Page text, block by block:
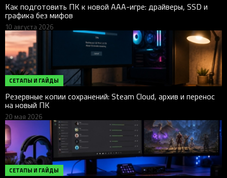
Как подготовить ПК к новой AAA-игре: драйверы, SSD и
графика без мифов
10 августа 2026
СЕТАПЫ И ГАЙДЫ
Резервные копии сохранений: Steam Cloud, архив и перенос
на новый ПК
20 мая 2026
СЕТАПЫ И ГАЙДЫ